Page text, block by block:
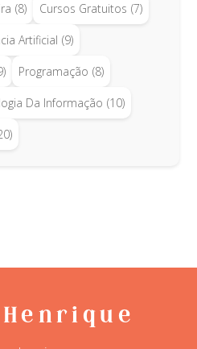
(8) Cursos Gratuitos (7)
Artificial (9)
Programação (8)
Da Informação (10)